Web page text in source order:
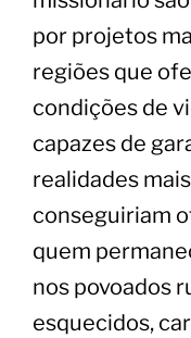
por projetos
regiões que
condições de
capazes de
realidades
conseguiriam
quem
nos povoados
esquecidos,